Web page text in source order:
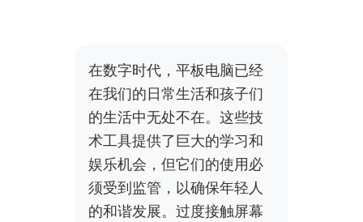
在数字时代，平板电脑已经
在我们的日常生活和孩子们
的生活中无处不在。这些技
术工具提供了巨大的学习和
娱乐机会，但它们的使用必
须受到监管，以确保年轻人
的和谐发展。过度接触屏幕